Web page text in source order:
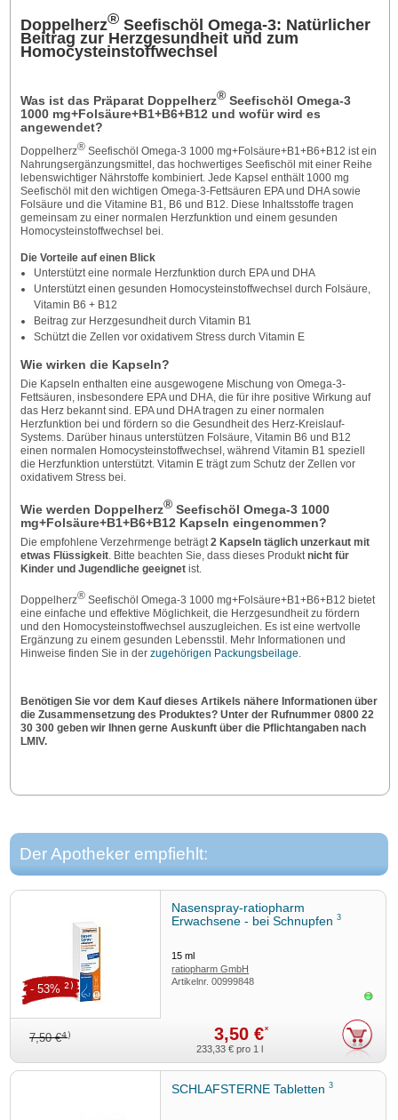
Doppelherz®Seefischöl Omega-3: Natürlicher
Beitrag zur Herzgesundheit und zum
Homocysteinstoffwechsel
Was ist das Präparat Doppelherz®Seefischöl Omega-3
1000 mg+Folsäure+B1+B6+B12 und wofür wird es
angewendet?
Doppelherz®Seefischöl Omega-3 1000 mg+Folsäure+B1+B6+B12 ist ein
Nahrungsergänzungsmittel, das hochwertiges Seefischöl mit einer Reihe
lebenswichtiger Nährstoffe kombiniert. Jede Kapsel enthält 1000 mg
Seefischöl mit den wichtigen Omega-3-Fettsäuren EPA und DHA sowie
Folsäure und die Vitamine B1, B6 und B12. Diese Inhaltsstoffe tragen
gemeinsam zu einer normalen Herzfunktion und einem gesunden
Homocysteinstoffwechsel bei.
Die Vorteile auf einen Blick
Unterstützt eine normale Herzfunktion durch EPA und DHA
Unterstützt einen gesunden Homocysteinstoffwechsel durch Folsäure,
Vitamin B6 + B12
Beitrag zur Herzgesundheit durch Vitamin B1
Schützt die Zellen vor oxidativem Stress durch Vitamin E
Wie wirken die Kapseln?
Die Kapseln enthalten eine ausgewogene Mischung von Omega-3-
Fettsäuren, insbesondere EPA und DHA, die für ihre positive Wirkung auf
das Herz bekannt sind. EPA und DHA tragen zu einer normalen
Herzfunktion bei und fördern so die Gesundheit des Herz-Kreislauf-
Systems. Darüber hinaus unterstützen Folsäure, Vitamin B6 und B12
einen normalen Homocysteinstoffwechsel, während Vitamin B1 speziell
die Herzfunktion unterstützt. Vitamin E trägt zum Schutz der Zellen vor
oxidativem Stress bei.
Wie werden Doppelherz®Seefischöl Omega-3 1000
mg+Folsäure+B1+B6+B12 Kapseln eingenommen?
Die empfohlene Verzehrmenge beträgt2 Kapseln täglich unzerkaut mit
etwas Flüssigkeit. Bitte beachten Sie, dass dieses Produktnicht für
Kinder und Jugendliche geeignetist.
Doppelherz®Seefischöl Omega-3 1000 mg+Folsäure+B1+B6+B12 bietet
eine einfache und effektive Möglichkeit, die Herzgesundheit zu fördern
und den Homocysteinstoffwechsel auszugleichen. Es ist eine wertvolle
Ergänzung zu einem gesunden Lebensstil. Mehr Informationen und
Hinweise finden Sie in der zugehörigen Packungsbeilage.
Benötigen Sie vor dem Kauf dieses Artikels nähere Informationen über
die Zusammensetzung des Produktes? Unter der Rufnummer 0800 22
30 300 geben wir Ihnen gerne Auskunft über die Pflichtangaben nach
LMIV.
Der Apotheker empfiehlt:
Nasenspray-ratiopharm
Erwachsene - bei Schnupfen3
15ml
ratiopharm GmbH
Artikelnr.00999848
7,50 €4) 3,50 €*
- 53% 2)
233,33 € pro 1 l
SCHLAFSTERNE Tabletten3